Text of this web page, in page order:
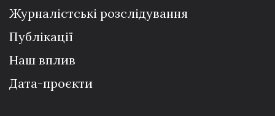
Журналістські розслідування
Публікації
Наш вплив
Дата-проєкти